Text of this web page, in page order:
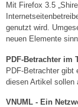
Mit Firefox 3.5
genutzt wird.
neuen Elemente
PDF-Betrachter im
PDF-Betrachter gibt
diesen Artikel sollen
VNUML - Ein